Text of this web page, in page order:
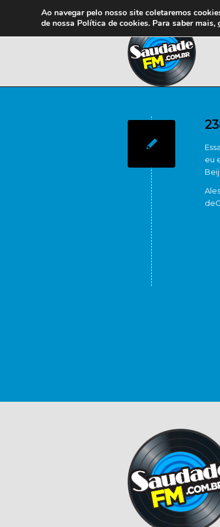
eu
de
Ao navegar pelo nosso site coletaremos
de nossa Política de cookies. Para saber mais,